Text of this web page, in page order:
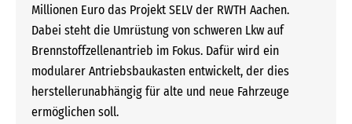
Millionen Euro das Projekt SELV der RWTH Aachen.
Dabei steht die Umrüstung von schweren Lkw auf
Brennstoffzellenantrieb im Fokus. Dafür wird ein
modularer Antriebsbaukasten entwickelt, der dies
herstellerunabhängig für alte und neue Fahrzeuge
ermöglichen soll.